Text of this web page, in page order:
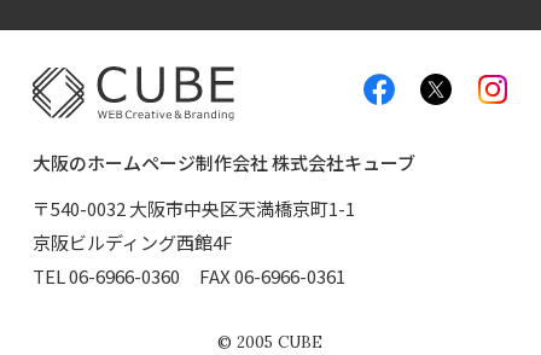
大阪のホームページ制作会社 株式会社キューブ
〒540-0032 大阪市中央区天満橋京町1-1
京阪ビルディング西館4F
TEL06-6966-0360 FAX 06-6966-0361
©2005 CUBE